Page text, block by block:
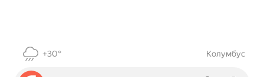
+30° Колумбус